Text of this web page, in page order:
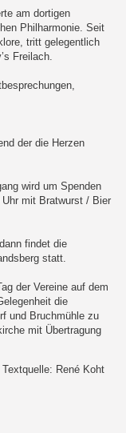
am dortigen
Philharmonie. Seit
tritt gelegentlich
Freilach.
der die Herzen
wird um Spenden
mit Bratwurst / Bier
findet die
statt.
der Vereine auf dem
die
und Bruchmühle zu
mit Übertragung
Textquelle: René Koht